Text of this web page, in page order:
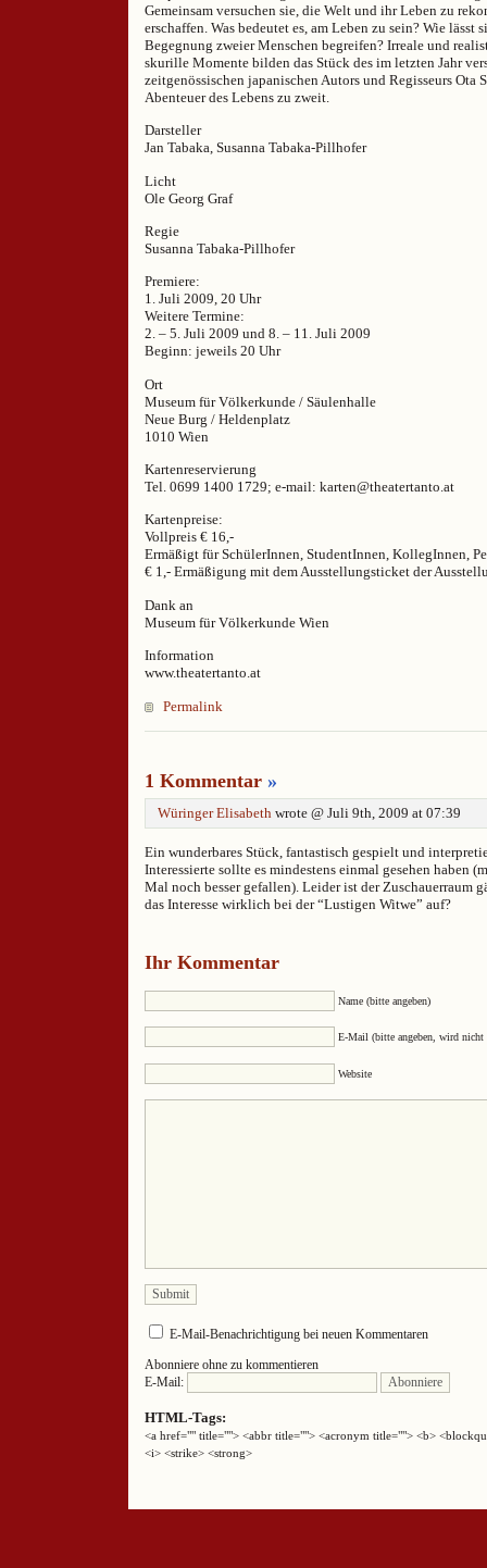
Gemeinsam versuchen sie, die Welt und ihr Leben zu
erschaffen. Was bedeutet es, am Leben zu sein? Wie lässt
Begegnung zweier Menschen begreifen? Irreale und
skurille Momente bilden das Stück des im letzten Jahr
zeitgenössischen japanischen Autors und Regisseurs Ota
Abenteuer des Lebens zu zweit.
Darsteller
Jan Tabaka, Susanna Tabaka-Pillhofer
Licht
Ole Georg Graf
Regie
Susanna Tabaka-Pillhofer
Premiere:
1. Juli 2009, 20 Uhr
Weitere Termine:
2. – 5. Juli 2009 und 8. – 11. Juli 2009
Beginn: jeweils 20 Uhr
Ort
Museum für Völkerkunde / Säulenhalle
Neue Burg / Heldenplatz
1010 Wien
Kartenreservierung
Tel. 0699 1400 1729; e-mail: karten@theatertanto.at
Kartenpreise:
Vollpreis € 16,-
Ermäßigt für SchülerInnen, StudentInnen, KollegInnen,
€ 1,- Ermäßigung mit dem Ausstellungsticket der
Dank an
Museum für Völkerkunde Wien
Information
www.theatertanto.at
Permalink
1 Kommentar »
Würinger Elisabeth wrote @ Juli 9th, 2009 at 07:39
Ein wunderbares Stück, fantastisch gespielt und
Interessierte sollte es mindestens einmal gesehen haben
Mal noch besser gefallen). Leider ist der Zuschauerraum
das Interesse wirklich bei der “Lustigen Witwe” auf?
Ihr Kommentar
Name (bitte angeben)
E-Mail (bitte angeben, wird nicht
Website
E-Mail-Benachrichtigung bei neuen Kommentaren
Abonniere ohne zu kommentieren
E-Mail:
HTML-Tags:
<a href="" title=""> <abbr title=""> <acronym title=""> <b>
<i> <strike> <strong>